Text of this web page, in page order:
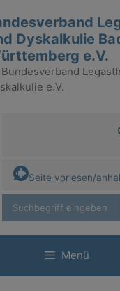
Dyskalkulie
e.V.
Bundesverband
e.V.
Seite vorlesen/
Menü